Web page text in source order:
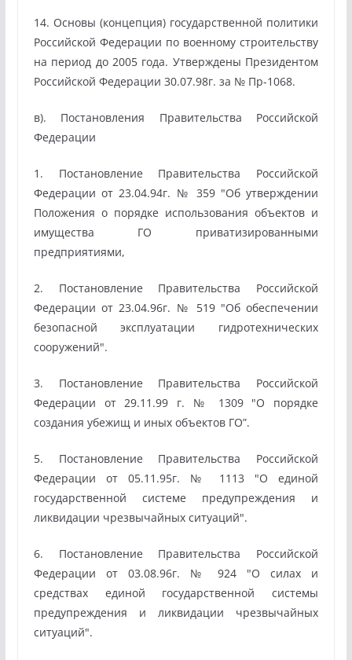
14. Основы (концепция) государственной политики
Российской Федерации по военному строительству
на период до 2005 года. Утверждены Президентом
Российской Федерации 30.07.98г. за № Пр-1068.
в). Постановления Правительства Российской
Федерации
1. Постановление Правительства Российской
Федерации от 23.04.94г. № 359 "Об утверждении
Положения о порядке использования объектов и
имущества ГО приватизированными
предприятиями,
2. Постановление Правительства Российской
Федерации от 23.04.96г. № 519 "Об обеспечении
безопасной эксплуатации гидротехнических
сооружений".
3. Постановление Правительства Российской
Федерации от 29.11.99 г. № 1309 "О порядке
создания убежищ и иных объектов ГО”.
5. Постановление Правительства Российской
Федерации от 05.11.95г. № 1113 "О единой
государственной системе предупреждения и
ликвидации чрезвычайных ситуаций".
6. Постановление Правительства Российской
Федерации от 03.08.96г. № 924 "О силах и
средствах единой государственной системы
предупреждения и ликвидации чрезвычайных
ситуаций".